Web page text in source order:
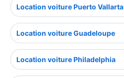
Location voiture Puerto Vallarta
Location voiture Guadeloupe
Location voiture Philadelphia